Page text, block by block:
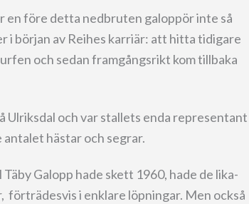
en före detta nedbruten galoppör inte så
i början av Reihes karriär: att hitta tidigare
och sedan framgångsrikt kom tillbaka
Ulriksdal och var stallets enda representant
antalet hästar och segrar.
Galopp hade skett 1960, hade de lika-
förträdesvis i enklare löpningar. Men också